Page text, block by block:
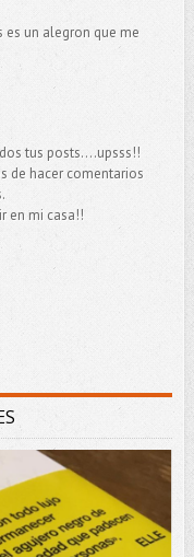
es un alegron que me
tus posts....upsss!!
de hacer comentarios
en mi casa!!